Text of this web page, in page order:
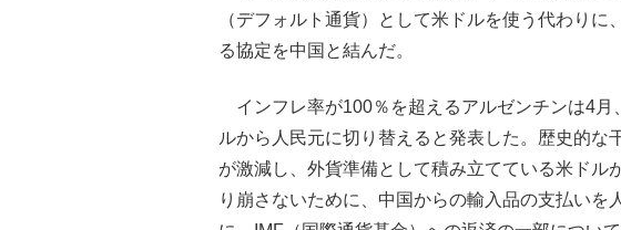
（デフォルト通貨）として米ドルを使う代わりに
る協定を中国と結んだ。
インフレ率が100％を超えるアルゼンチンは4月
ルから人民元に切り替えると発表した。歴史的な
が激減し、外貨準備として積み立てている米ドル
り崩さないために、中国からの輸入品の支払いを